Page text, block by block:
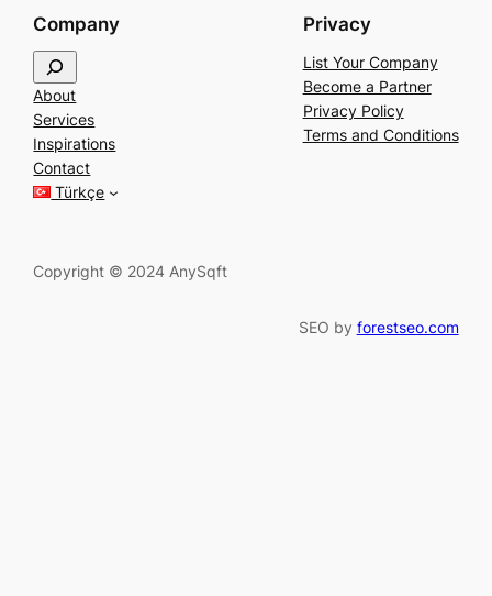
Company
e
a
r
c
h
About
Services
Inspirations
Contact
Türkçe
Privacy
List Your Company
Become a Partner
Privacy Policy
Terms and Conditions
Copyright © 2024 AnySqft
SEO by forestseo.com